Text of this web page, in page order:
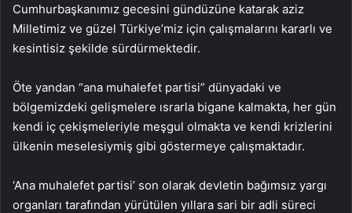
Cumhurbaşkanımız gecesini gündüzüne katarak aziz
Milletimiz ve güzel Türkiye’miz için çalışmalarını kararlı ve
kesintisiz şekilde sürdürmektedir.
Öte yandan “ana muhalefet partisi” dünyadaki ve
bölgemizdeki gelişmelere ısrarla bigane kalmakta, her gün
kendi iç çekişmeleriyle meşgul olmakta ve kendi krizlerini
ülkenin meselesiymiş gibi göstermeye çalışmaktadır.
‘Ana muhalefet partisi’ son olarak devletin bağımsız yargı
organları tarafından yürütülen yıllara sari bir adli süreci